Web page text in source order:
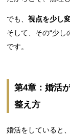
でも、視点を少し
そして、その“少し
です。
第4章：婚活
整え方
婚活をしていると